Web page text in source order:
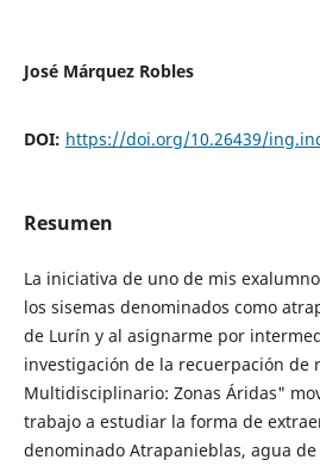
José Márquez Robles
DOI: https://doi.org/10.26439/
Resumen
La iniciativa de uno de mis
los sisemas denominados como
de Lurín y al asignarme por
investigación de la recuerpación de
Multidisciplinario: Zonas Áridas"
trabajo a estudiar la forma de
denominado Atrapanieblas, agua